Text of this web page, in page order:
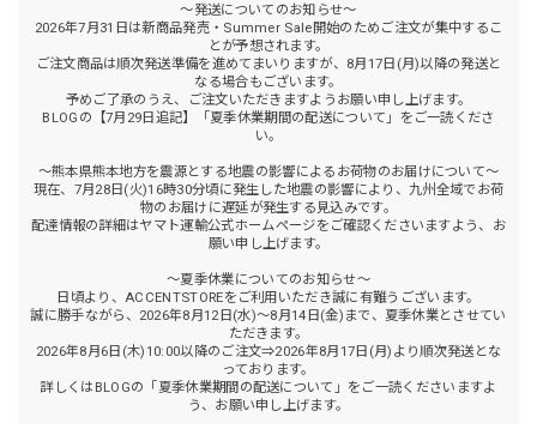
～発送についてのお知らせ～
2026年7月31日は新商品発売・Summer Sale開始のためご注文が集中するこ
とが予想されます。
ご注文商品は順次発送準備を進めてまいりますが、8月17日(月)以降の発送と
なる場合もございます。
予めご了承のうえ、ご注文いただきますようお願い申し上げます。
BLOGの【7月29日追記】「夏季休業期間の配送について」をご一読くださ
い。
～熊本県熊本地方を震源とする地震の影響によるお荷物のお届けについて～
現在、7月28日(火)16時30分頃に発生した地震の影響により、九州全域でお荷
物のお届けに遅延が発生する見込みです。
配達情報の詳細はヤマト運輸公式ホームページをご確認くださいますよう、お
願い申し上げます。
～夏季休業についてのお知らせ～
日頃より、ACCENTSTOREをご利用いただき誠に有難うございます。
誠に勝手ながら、2026年8月12日(水)～8月14日(金)まで、夏季休業とさせてい
ただきます。
2026年8月6日(木)10:00以降のご注文⇒2026年8月17日(月)より順次発送とな
っております。
詳しくはBLOGの「夏季休業期間の配送について」をご一読くださいますよ
う、お願い申し上げます。